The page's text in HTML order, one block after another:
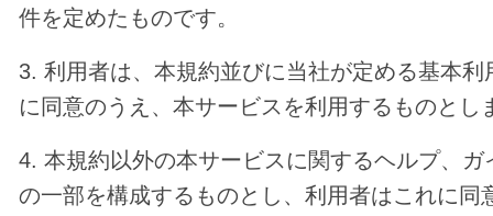
件を定めたものです。
3. 利用者は、本規約並びに当社が定める基本
に同意のうえ、本サービスを利用するものとし
4. 本規約以外の本サービスに関するヘルプ、ガ
の一部を構成するものとし、利用者はこれに同